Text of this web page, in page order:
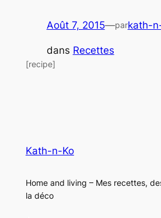
Août 7, 2015—parkath-
dans Recettes
[recipe]
Kath-n-Ko
Home and living – Mes recettes,
la déco